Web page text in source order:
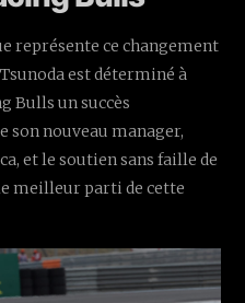
représente ce changement
est déterminé à
Bulls un succès
son nouveau manager,
et le soutien sans faille de
meilleur parti de cette